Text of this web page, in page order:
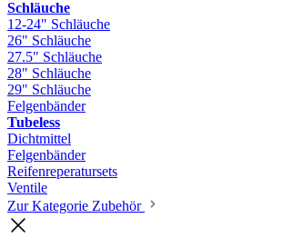
Schläuche
12-24" Schläuche
26" Schläuche
27.5" Schläuche
28" Schläuche
29" Schläuche
Felgenbänder
Tubeless
Dichtmittel
Felgenbänder
Reifenreperatursets
Ventile
Zur Kategorie Zubehör